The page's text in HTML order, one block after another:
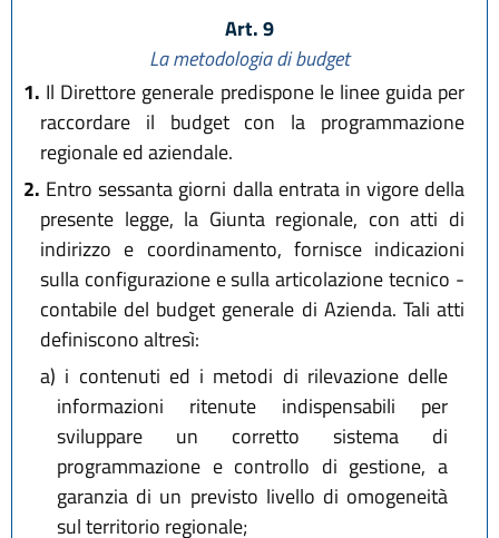
Art. 9
La metodologia di budget
1. Il Direttore generale predispone le linee guida per
raccordare il budget con la programmazione
regionale ed aziendale.
2. Entro sessanta giorni dalla entrata in vigore della
presente legge, la Giunta regionale, con atti di
indirizzo e coordinamento, fornisce indicazioni
sulla configurazione e sulla articolazione tecnico -
contabile del budget generale di Azienda. Tali atti
definiscono altresì:
a) i contenuti ed i metodi di rilevazione delle
informazioni ritenute indispensabili per
sviluppare un corretto sistema di
programmazione e controllo di gestione, a
garanzia di un previsto livello di omogeneità
sul territorio regionale;